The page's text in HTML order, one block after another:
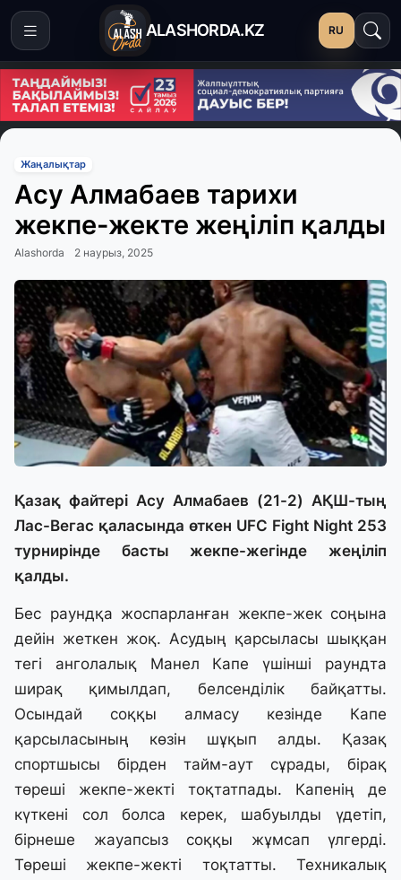
ALASHORDA.KZ RU
Жаңалықтар
Асу Алмабаев тарихи
жекпе-жекте жеңіліп қалды
Alashorda 2 наурыз, 2025
Қазақ файтері Асу Алмабаев (21-2) АҚШ-тың
Лас-Вегас қаласында өткен UFC Fight Night 253
турнирінде басты жекпе-жегінде жеңіліп
қалды.
Бес раундқа жоспарланған жекпе-жек соңына
дейін жеткен жоқ. Асудың қарсыласы шыққан
тегі анголалық Манел Капе үшінші раундта
ширақ қимылдап, белсенділік байқатты.
Осындай соққы алмасу кезінде Капе
қарсыласының көзін шұқып алды. Қазақ
спортшысы бірден тайм-аут сұрады, бірақ
төреші жекпе-жекті тоқтатпады. Капенің де
күткені сол болса керек, шабуылды үдетіп,
бірнеше жауапсыз соққы жұмсап үлгерді.
Төреші жекпе-жекті тоқтатты. Техникалық